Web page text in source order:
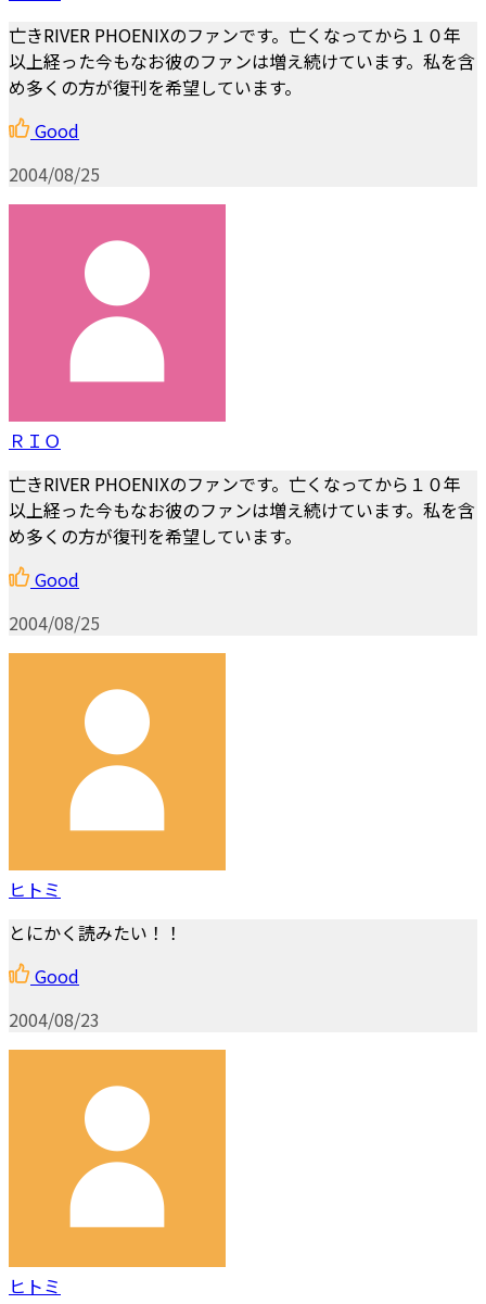
亡きRIVER PHOENIXのファンです。亡くなってから１０年
以上経った今もなお彼のファンは増え続けています。私を含
め多くの方が復刊を希望しています。
Good
2004/08/25
ＲＩＯ
亡きRIVER PHOENIXのファンです。亡くなってから１０年
以上経った今もなお彼のファンは増え続けています。私を含
め多くの方が復刊を希望しています。
Good
2004/08/25
ヒトミ
とにかく読みたい！！
Good
2004/08/23
ヒトミ